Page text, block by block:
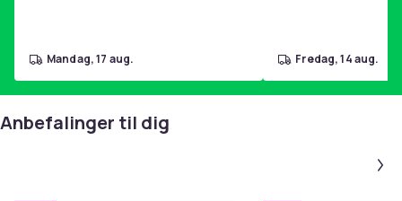
mandag, 17 aug. fredag, 14 aug.
Anbefalinger til dig